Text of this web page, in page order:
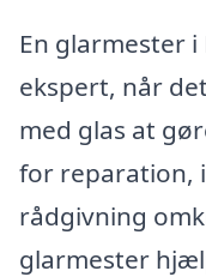
En glarmester
ekspert, når
med glas at
for reparation,
rådgivning
glarmester